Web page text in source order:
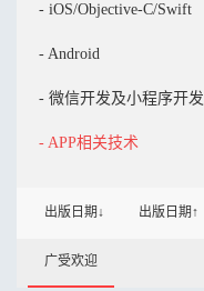
- iOS/Objective-C/Swift
- Android
- 微信开发及小程序开发
- APP相关技术
出版日期↓ 出版日期↑
广受欢迎